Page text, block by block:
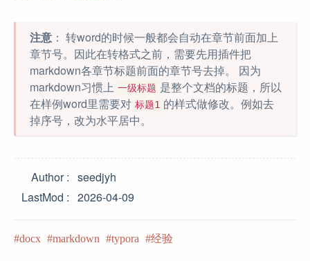
注意 ： 转word的时候一般都会自动在章节前面加上
章节号。因此在转格式之前，需要先用插件把
markdown各章节标题前面的章节号去掉。 因为
markdown习惯上 一级标题 是整个文档的标题，所以
在样例word里需要对 标题1 的样式做修改。例如去
掉序号，改为水平居中。
Author
seedjyh
LastMod
2026-04-09
docx markdown typora 经验